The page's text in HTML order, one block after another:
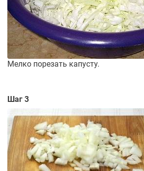
Мелко порезать капусту.
Шаг 3